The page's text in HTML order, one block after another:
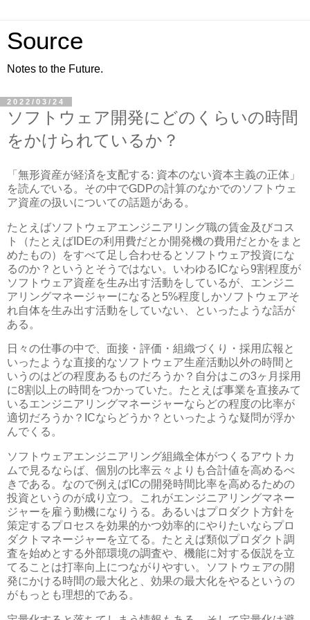
Source
Notes to the Future.
2022/03/24
ソフトウェア開発にどのくらいの時間
をかけられているか？
「無形資産が経済を支配する: 資本のない資本主義の正体」
を読んでいる。その中でGDPの計算のなかでのソフトウェ
ア資産の扱いについての話題がある。
たとえばソフトウェアエンジニアリング職の賃金及びコス
ト（たとえばIDEの利用費だとか開発機の費用だとかをまと
めたもの）をすべて足し合わせるとソフトウェア投資にな
るのか？というとそうではない。いわゆるICなら9割程度が
ソフトウェア資産を生み出す活動をしているが、エンジニ
アリングマネージャーになると5%程度しかソフトウェアそ
れ自体を生み出す活動をしていない、といったような話が
ある。
日々の仕事の中で、面接・評価・組織づくり・採用広報と
いったような直接的なソフトウェア生産活動以外の時間と
いうのはどの程度あるものだろうか？自分はこの3ヶ月採用
に8割以上の時間をつかっていた。たとえば事業を直接みて
いるエンジニアリングマネージャーならどの程度の比率が
適切だろうか？ICならどうか？といったような疑問が浮か
んでくる。
ソフトウェアエンジニアリング組織全体がつくるアウトカ
ムで見るならば、個別の比率云々よりも合計値を高めるべ
きである。なので例えばICの開発時間比率を高めるための
投資というのが成り立つ。これがエンジニアリングマネー
ジャーを雇う動機になりうる。あるいはプロダクト方針を
策定するプロセスを効果的かつ効率的にやりたいならプロ
ダクトマネージャーを立てる。たとえば類似プロダクト調
査を始めとする外部環境の調査や、機能に対する仮説を立
てることは打率向上につながりやすい。ソフトウェアの開
発にかける時間の最大化と、効果の最大化をやるというの
がもっとも理想的である。